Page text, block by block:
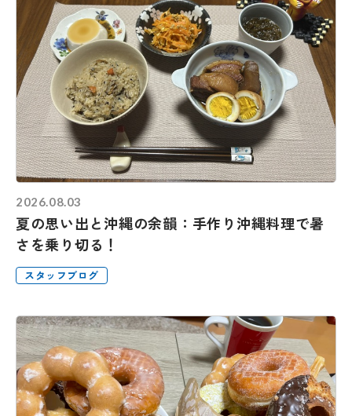
2026.08.03
夏の思い出と沖縄の余韻：手作り沖縄料理で暑
さを乗り切る！
スタッフブログ